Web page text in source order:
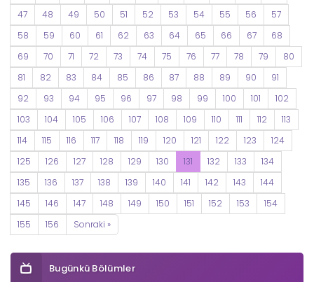
47
48 49 50 51 52 53 54 55 56
57
58
59 60 61 62 63 64 65 66 67
68
69
70 71 72 73 74 75 76 77 78 79
80
81
82 83 84 85 86 87 88 89 90
91
92
93 94 95 96 97 98 99 100 101
102
103
104 105 106 107 108 109 110 111 112
113
114
115 116 117 118 119 120 121 122 123
124
125
126 127 128 129 130 131 132 133
134
135
136 137 138 139 140 141 142 143
144
145
146 147 148 149 150 151 152 153
154
155
156 Sonraki »
Bugünkü Bölümler